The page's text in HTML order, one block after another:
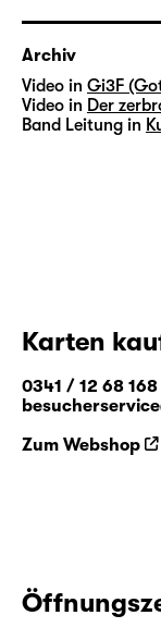
Archiv
Video in Gi3F
Video in Der
Band Leitung in
Karten
0341 / 12 68 168
Zum Webshop